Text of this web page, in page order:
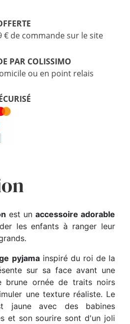
€ de commande sur le site
PAR COLISSIMO
ou en point relais
est un accessoire adorable
les enfants à ranger leur
pyjamainspiré du roi de la
sur sa face avant une
brune ornée de traits noirs
une texture réaliste. Le
jaune avec des babines
et son sourire sont d'un joli